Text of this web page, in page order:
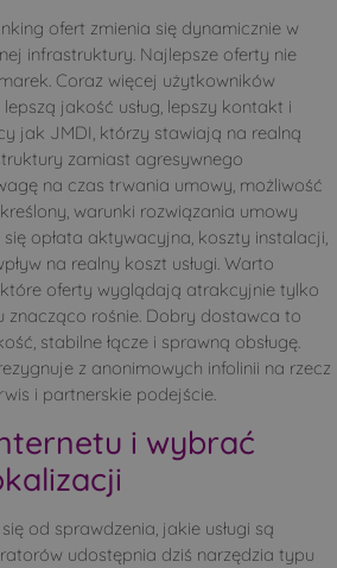
ofert zmienia się dynamicznie w
infrastruktury. Najlepsze oferty nie
Coraz więcej użytkowników
jakość usług, lepszy kontakt i
jak JMDI, którzy stawiają na realną
zamiast agresywnego
na czas trwania umowy, możliwość
warunki rozwiązania umowy
opłata aktywacyjna, koszty instalacji,
na realny koszt usługi. Warto
oferty wyglądają atrakcyjnie tylko
znacząco rośnie. Dobry dostawca to
stabilne łącze i sprawną obsługę.
z anonimowych infolinii na rzecz
i partnerskie podejście.
i wybrać
od sprawdzenia, jakie usługi są
udostępnia dziś narzędzia typu